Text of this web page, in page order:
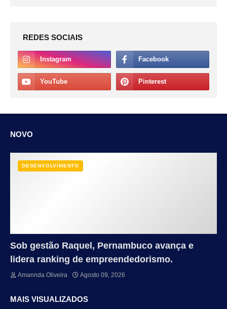
REDES SOCIAIS
NOVO
DESENVOLVIMENTO
Sob gestão Raquel, Pernambuco avança e
lidera ranking de empreendedorismo.
Amannda Oliveira Agosto 09, 2026
MAIS VISUALIZADOS